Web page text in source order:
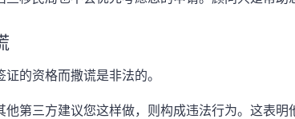
的资格而撒谎是非法的。
他第三方建议您这样做，则构成违法行为。这表明